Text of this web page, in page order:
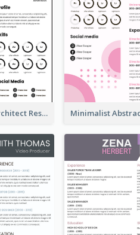
Modern Bold Architect Resume